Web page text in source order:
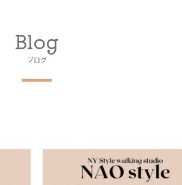
Blog
ブログ